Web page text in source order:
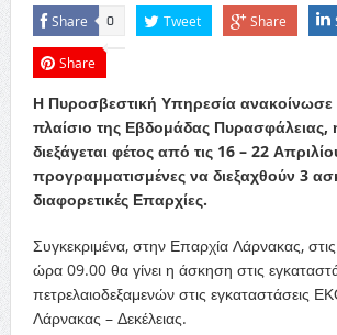
Share 0 Tweet Share
Share
Η Πυροσβεστική Υπηρεσία ανακοίνωσε
πλαίσιο της Εβδομάδας Πυρασφάλειας,
διεξάγεται φέτος από τις 16 – 22
προγραμματισμένες να διεξαχθούν 3
διαφορετικές Επαρχίες.
Συγκεκριμένα, στην Επαρχία Λάρνακας,
ώρα 09.00 θα γίνει η άσκηση στις
πετρελαιοδεξαμενών στις εγκαταστάσεις
Λάρνακας – Δεκέλειας.